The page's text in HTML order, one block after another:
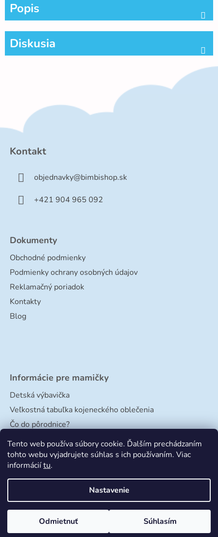
Tento web používa súbory cookie. Ďalším prechádzaním
tohto webu vyjadrujete súhlas s ich používaním. Viac
informáciítu.
Nastavenie
Odmietnuť Súhlasím
Popis
Diskusia
Kontakt
objednavky@bimbishop.sk
+421 904 965 092
Dokumenty
Obchodné podmienky
Podmienky ochrany osobných údajov
Reklamačný poriadok
Kontakty
Blog
Informácie pre mamičky
Detská výbavička
Veľkostná tabuľka kojeneckého oblečenia
Čo do pôrodnice?
Veľkostná tabuľka papučiek
Vytvoril Shoptet
Adatelier
Copyright 2026Bimbishop. Všetky práva vyhradené.